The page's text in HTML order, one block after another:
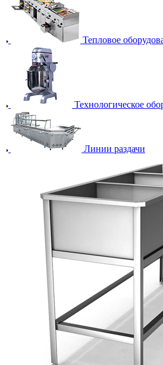
Тепловое
Технологическое
Линии раздачи